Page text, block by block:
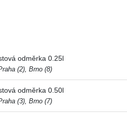
odměrka 0.25l
(2), Brno (8)
odměrka 0.50l
(3), Brno (7)